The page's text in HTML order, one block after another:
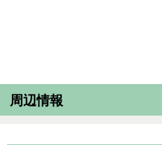
周辺情報